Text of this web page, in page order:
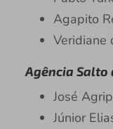
Agapito
Veridiane
Agência Salto
José
Júnior